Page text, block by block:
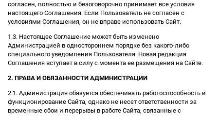
согласен, полностью и безоговорочно принимает все условия
настоящего Соглашения. Если Пользователь не согласен с
условиями Соглашения, он не вправе использовать Сайт.
1.3. Настоящее Соглашение может быть изменено
Администрацией в одностороннем порядке без какого-либо
специального уведомления Пользователя. Новая редакция
Соглашения вступает в силу с момента ее размещения на Сайте.
2. ПРАВА И ОБЯЗАННОСТИ АДМИНИСТРАЦИИ
2.1. Администрация обязуется обеспечивать работоспособность и
функционирование Сайта, однако не несет ответственности за
временные сбои и перерывы в работе Сайта, связанные с